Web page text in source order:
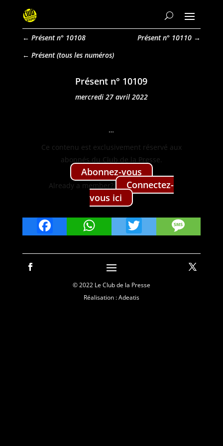
← Présent n° 10108 Présent n° 10110 →
Présent
Présent n° 10109
mercredi 27 avril 2022
…
Ce con­tenu est exclu­sive­ment réservé aux
abon­nés du Club de la Presse.
Abon­nez-vous
Already a mem­ber?
Con­nectez-
vous ici
FacebookWhatsApp
Twitter
© 2022 Le Club de la Presse
Réalisation : Adeatis